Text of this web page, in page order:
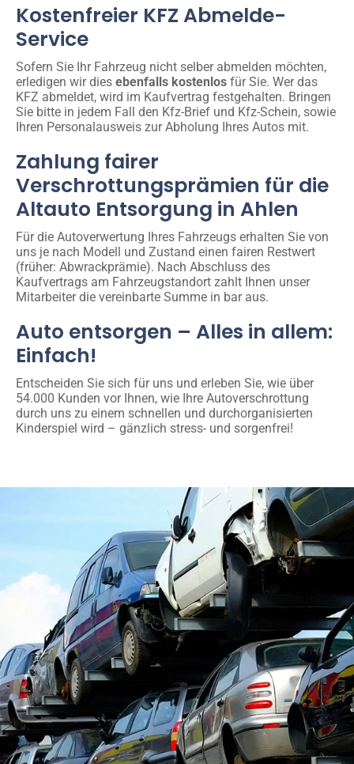
Kostenfreier KFZ Abmelde-
Service
Sofern Sie Ihr Fahrzeug nicht selber abmelden möchten,
erledigen wir dies ebenfalls kostenlos für Sie. Wer das
KFZ abmeldet, wird im Kaufvertrag festgehalten. Bringen
Sie bitte in jedem Fall den Kfz-Brief und Kfz-Schein, sowie
Ihren Personalausweis zur Abholung Ihres Autos mit.
Zahlung fairer
Verschrottungsprämien für die
Altauto Entsorgung in Ahlen
Für die Autoverwertung Ihres Fahrzeugs erhalten Sie von
uns je nach Modell und Zustand einen fairen Restwert
(früher: Abwrackprämie). Nach Abschluss des
Kaufvertrags am Fahrzeugstandort zahlt Ihnen unser
Mitarbeiter die vereinbarte Summe in bar aus.
Auto entsorgen – Alles in allem:
Einfach!
Entscheiden Sie sich für uns und erleben Sie, wie über
54.000 Kunden vor Ihnen, wie Ihre Autoverschrottung
durch uns zu einem schnellen und durchorganisierten
Kinderspiel wird – gänzlich stress- und sorgenfrei!